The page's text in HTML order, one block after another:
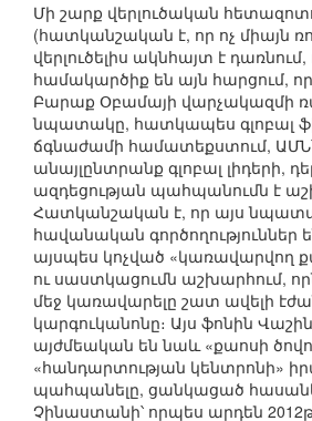
Մի շարք վերլուծական
(հատկանշական է, որ ոչ միայն
վերլուծելիս ակնհայտ է
համակարծիք են այն հարցում,
Բարաք Օբամայի վարչակազմի
նպատակը, հատկապես գլոբալ
ճգնաժամի համատեքստում,
անայլընտրանք գլոբալ լիդերի,
ազդեցության պահպանումն է
Հատկանշական է, որ այս
հավանական գործողություններ
այսպես կոչված «կառավարվող
ու սաստկացումն աշխարհում,
մեջ կառավարելը շատ ավելի
կարգուկանոնը։ Այս ֆոնին
այժմեական են նաև «քաոսի
«հանդարտության կենտրոնի»
պահպանելը, ցանկացած
Չինաստանի՝ որպես արդեն